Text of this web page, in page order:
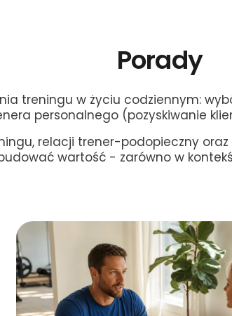
Porady
treningu w życiu codziennym:
personalnego (pozyskiwanie
relacji trener-podopieczny
wartość - zarówno w